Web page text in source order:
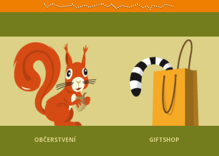
OBČERSTVENÍ GIFTSHOP